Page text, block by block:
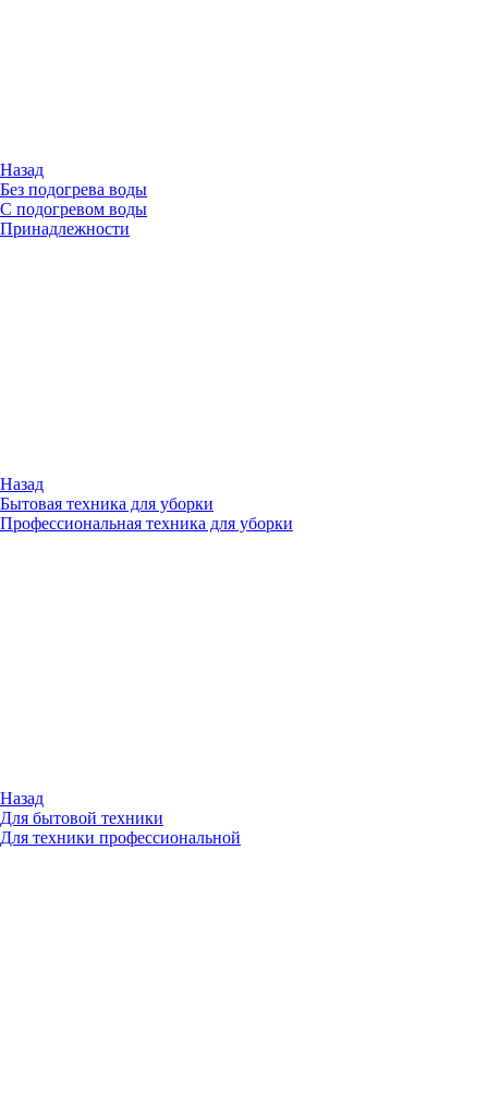
Назад
Без подогрева воды
С подогревом воды
Принадлежности
Назад
Бытовая техника для уборки
Профессиональная техника для уборки
Назад
Для бытовой техники
Для техники профессиональной